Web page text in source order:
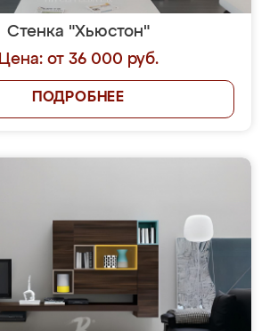
Стенка "Хьюстон"
Цена: от 36 000 руб.
ПОДРОБНЕЕ